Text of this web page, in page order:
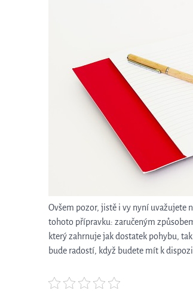
Ovšem pozor, jistě i vy nyní uvažujete
tohoto přípravku: zaručeným
který zahrnuje jak dostatek pohybu,
bude radostí, když budete mít k